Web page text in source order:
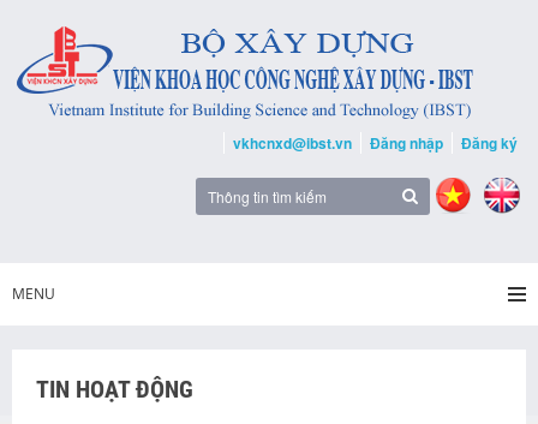
vkhcnxd@ibst.vn Đăng nhập Đăng ký
MENU
TIN HOẠT ĐỘNG